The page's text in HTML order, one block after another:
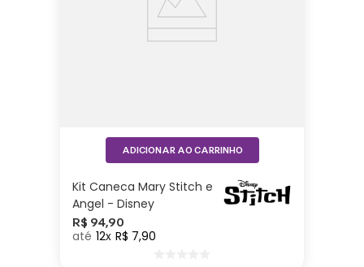
Kit Caneca Mary Stitch e
Angel - Disney
R$ 94,90
12 R$ 7,90
ADICIONAR AO CARRINHO